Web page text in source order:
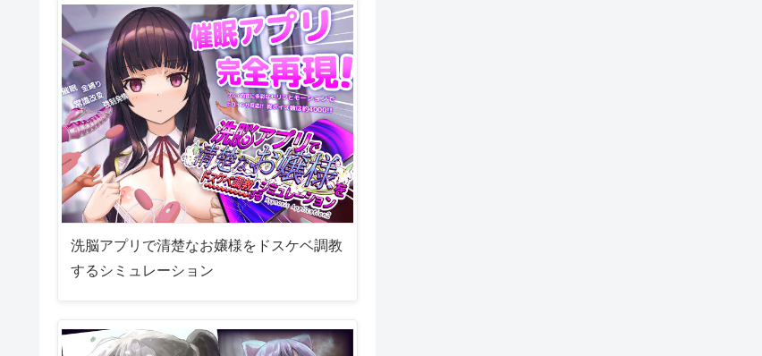
洗脳アプリで清楚なお嬢様をドスケベ調教
するシミュレーション